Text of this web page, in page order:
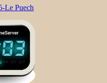
Le Puech